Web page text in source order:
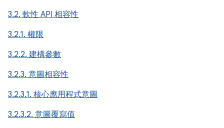
3.2. 軟性 API 相容性
3.2.1. 權限
3.2.2. 建構參數
3.2.3. 意圖相容性
3.2.3.1. 核心應用程式意圖
3.2.3.2. 意圖覆寫值